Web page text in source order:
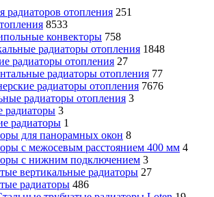
радиаторов отопления 251
8533
конвекторы 758
радиаторы отопления 1848
радиаторы отопления 27
радиаторы отопления 77
радиаторы отопления 7676
радиаторы отопления 3
радиаторы 3
радиаторы 1
для панорамных окон 8
с межосевым расстоянием 400 мм 4
с нижним подключением 3
вертикальные радиаторы 27
радиаторы 486